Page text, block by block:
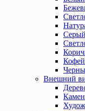
Серый
Внешний